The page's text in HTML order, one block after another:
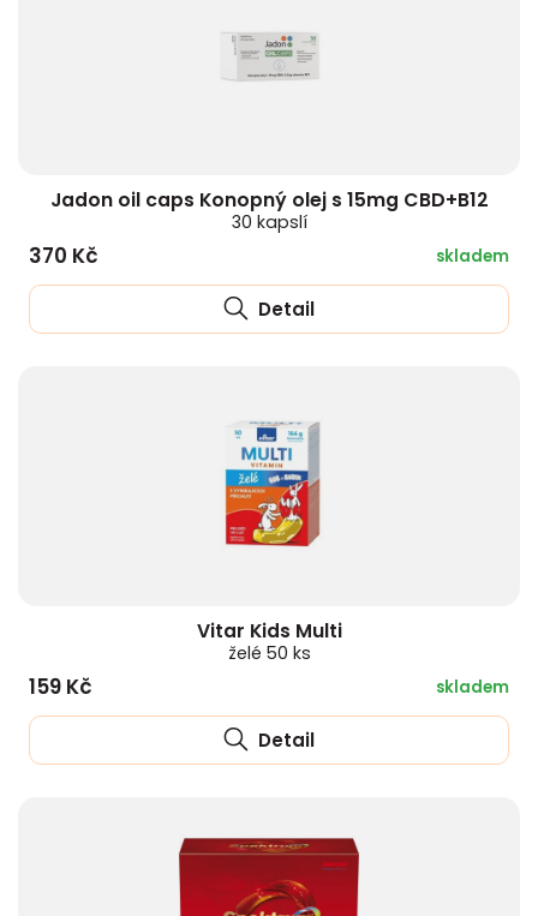
Jadon oil caps Konopný olej s 15mg CBD+B12
30 kapslí
370 Kč skladem
Detail
Vitar Kids Multi
želé 50 ks
159 Kč skladem
Detail